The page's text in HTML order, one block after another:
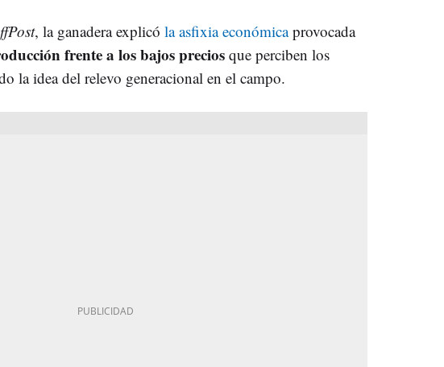
, la ganadera explicó la asfixia económicaprovocada
frente a los bajos precios que perciben los
la idea del relevo generacional en el campo.